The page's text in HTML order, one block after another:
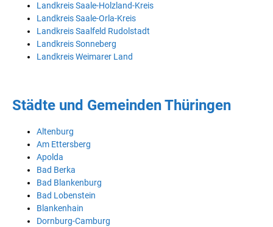
Landkreis Saale-Holzland-Kreis
Landkreis Saale-Orla-Kreis
Landkreis Saalfeld Rudolstadt
Landkreis Sonneberg
Landkreis Weimarer Land
Städte und Gemeinden Thüringen
Altenburg
Am Ettersberg
Apolda
Bad Berka
Bad Blankenburg
Bad Lobenstein
Blankenhain
Dornburg-Camburg